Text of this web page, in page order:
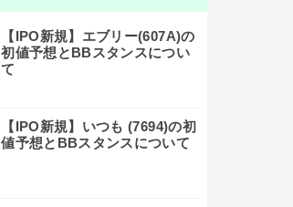
【IPO新規】エブリー(607A)の
初値予想とBBスタンスについ
て
【IPO新規】いつも (7694)の初
値予想とBBスタンスについて